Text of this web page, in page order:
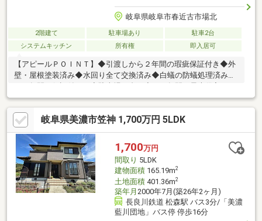
岐阜県岐阜市春近古市場北
2階建て 駐車場あり
駐車2台
システムキッチン
所有権 即入居可
【アピールＰＯＩＮＴ】◆引渡しから２年間の瑕疵保証付き◆外
壁・屋根塗装済み◆水回り全て交換済み◆白蟻の防蟻処理済み
００万円まで住宅ローン控除減税が受けられます。【リフォーム
内容】◇外壁・屋根塗装◇水回り全て交換◇白蟻の防蟻処理（５
年間の保証付き）◇エアコン設置◇照明器具の設置◇ドアホン設
置◇クロスの張り替え◇床の張り替え 等 弊社は中古
住宅を直接買取り、リフォームをして販売を行っております。自
社規格に沿ったリフォームとチェックにより、ご購入後も安心し
ていただけます。
岐阜県美濃市笠神 1,700万円 5LDK
1,700万円
間取り 5LDK
建物面積165.19m2
土地面積401.36m2
築年月 2000年7月(築26年2ヶ月)
長良川鉄道 松森駅 バス3分/「美濃
藍川団地」バス停 停歩16分